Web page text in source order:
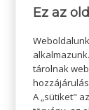
Ez az
tárolnak
A „sütiket"